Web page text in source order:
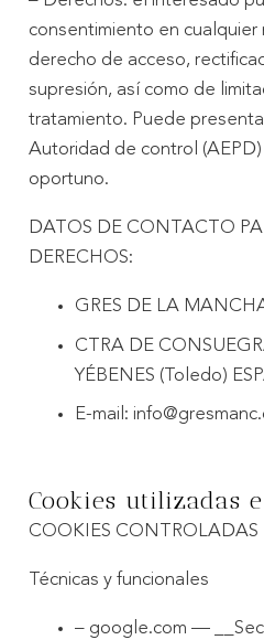
consentimiento en
derecho de acceso,
supresión, así como de
tratamiento. Puede
Autoridad de control
oportuno.
DATOS DE CONTACTO
DERECHOS:
GRES DE LA
CTRA DE
YÉBENES (Toledo)
E-mail:
Cookies utilizadas
COOKIES CONTROLADAS
Técnicas y funcionales
– google.com —